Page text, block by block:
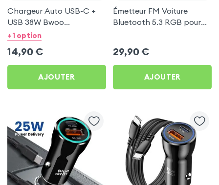
Chargeur Auto USB-C +
USB 38W Bwoo
Transparent pour TCL
+ 1 option
14,90 €
AJOUTER
Émetteur FM Voiture
Bluetooth 5.3 RGB pour
29,90 €
AJOUTER